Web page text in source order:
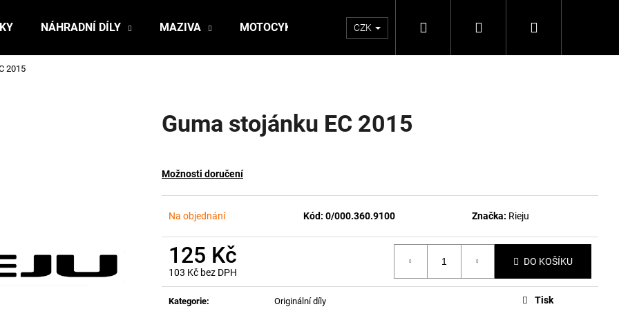
NÁHRADNÍ DÍLY MAZIVA MOTOCYKLY CZK Hledat PřihlášeníNákupní
2015
Guma stojánku EC 2015
Možnosti doručení
Na objednání Kód: 0/000.360.9100 Značka: Rieju
125 Kč
103 Kč bez DPH
Měrná
cena:
DO KOŠÍKU
Kategorie:
Originální díly
Tisk
Co potřebujete najít?
HLEDAT